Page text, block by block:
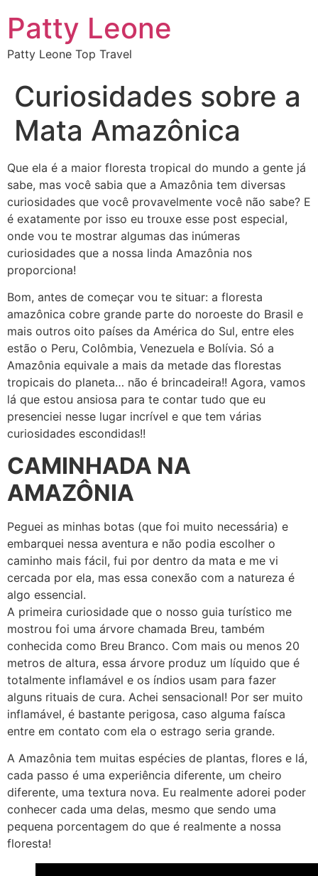
Patty Leone
Patty Leone Top Travel
Curiosidades sobre a
Mata Amazônica
Que ela é a maior floresta tropical do mundo a gente já
sabe, mas você sabia que a Amazônia tem diversas
curiosidades que você provavelmente você não sabe? E
é exatamente por isso eu trouxe esse post especial,
onde vou te mostrar algumas das inúmeras
curiosidades que a nossa linda Amazônia nos
proporciona!
Bom, antes de começar vou te situar: a floresta
amazônica cobre grande parte do noroeste do Brasil e
mais outros oito países da América do Sul, entre eles
estão o Peru, Colômbia, Venezuela e Bolívia. Só a
Amazônia equivale a mais da metade das florestas
tropicais do planeta… não é brincadeira!! Agora, vamos
lá que estou ansiosa para te contar tudo que eu
presenciei nesse lugar incrível e que tem várias
curiosidades escondidas!!
CAMINHADA NA
AMAZÔNIA
Peguei as minhas botas (que foi muito necessária) e
embarquei nessa aventura e não podia escolher o
caminho mais fácil, fui por dentro da mata e me vi
cercada por ela, mas essa conexão com a natureza é
algo essencial.
A primeira curiosidade que o nosso guia turístico me
mostrou foi uma árvore chamada Breu, também
conhecida como Breu Branco. Com mais ou menos 20
metros de altura, essa árvore produz um líquido que é
totalmente inflamável e os índios usam para fazer
alguns rituais de cura. Achei sensacional! Por ser muito
inflamável, é bastante perigosa, caso alguma faísca
entre em contato com ela o estrago seria grande.
A Amazônia tem muitas espécies de plantas, flores e lá,
cada passo é uma experiência diferente, um cheiro
diferente, uma textura nova. Eu realmente adorei poder
conhecer cada uma delas, mesmo que sendo uma
pequena porcentagem do que é realmente a nossa
floresta!